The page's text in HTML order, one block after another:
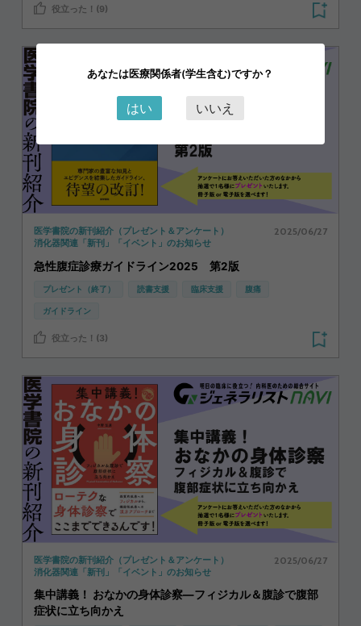
役立った！(9)
医学書院の新刊紹介（プレゼント＆アンケート）
消化器関連「新刊」「イベント」のお知らせ
2025/06/27
急性腹症診療ガイドライン2025 第2版
プレゼント（終了） 読書支援 臨床支援 腹痛
ガイドライン
役立った！(3)
医学書院の新刊紹介（プレゼント＆アンケート）
消化器関連「新刊」「イベント」のお知らせ
2025/06/27
集中講義！ おなかの身体診察―フィジカル＆腹診で腹部
症状に立ち向かえ
あなたは医療関係者(学生含む)ですか？
はい いいえ